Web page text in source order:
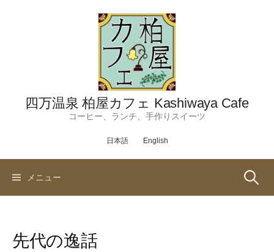
四万温泉 柏屋カフェ Kashiwaya Cafe
コーヒー、ランチ、手作りスイーツ
日本語 English
メニュー 検
先代の逸話